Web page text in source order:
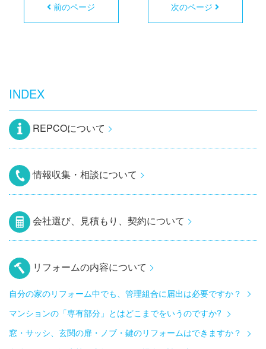
前のページ 次のページ
INDEX
REPCOについて
情報収集・相談について
会社選び、見積もり、契約について
リフォームの内容について
自分の家のリフォーム中でも、管理組合に届出は必要ですか？
マンションの「専有部分」とはどこまでをいうのですか?
窓・サッシ、玄関の扉・ノブ・鍵のリフォームはできますか？